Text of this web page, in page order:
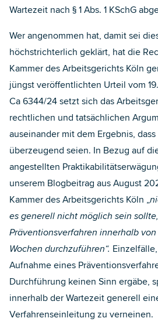
Wartezeit nach § 1 Abs. 1 KSchG
Wer angenommen hat, damit sei
höchstrichterlich geklärt, hat die
Kammer des Arbeitsgerichts Köln
jüngst veröffentlichten Urteil vom
Ca 6344/24 setzt sich das
rechtlichen und tatsächlichen
auseinander mit dem Ergebnis,
überzeugend seien. In Bezug auf
angestellten
unserem Blogbeitrag aus August
Kammer des Arbeitsgerichts Köln „
es generell nicht möglich sein
Präventionsverfahren innerhalb
Wochen durchzuführen“.
Aufnahme eines
Durchführung keinen Sinn ergäbe,
innerhalb der Wartezeit generell
Verfahrenseinleitung zu verneinen.